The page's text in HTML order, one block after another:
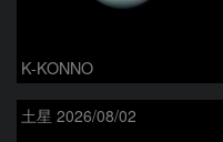
K-KONNO
土星 2026/08/02